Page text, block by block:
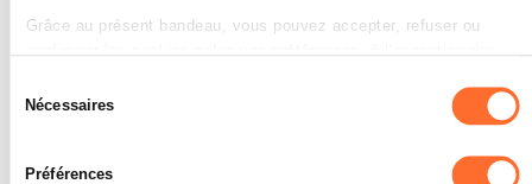
Grâce au présent bandeau, vous pouvez accepter, refuser ou
description des différents cookies est accessible sous l’onglet «
Il est précisé que la navigation sur le site et certaines
duNécessaires
Préférences
aux énoncés spécifiques aux